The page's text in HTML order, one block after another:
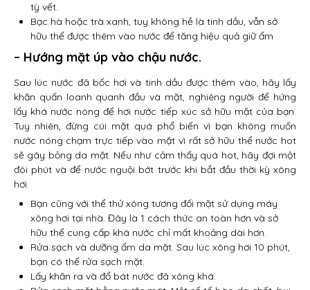
tỳ vết.
Bạc hà hoặc trà xanh, tuy không hề là tinh dầu, vẫn sở
hữu thể được thêm vào nước để tăng hiệu quả giữ ẩm
– Hướng mặt úp vào chậu nước.
Sau lúc nước đã bốc hơi và tinh dầu được thêm vào, hãy lấy
khăn quấn loanh quanh đầu và mặt, nghiêng người để hứng
lấy khá nước nóng để hơi nước tiếp xúc sở hữu mặt của bạn.
Tuy nhiên, đừng cúi mặt quá phổ biến vì bạn không muốn
nước nóng chạm trực tiếp vào mặt vì rất sở hữu thể nước hot
sẽ gây bỏng da mặt. Nếu như cảm thấy quá hot, hãy đợi một
đôi phút và để nước nguội bớt trước khi bắt đầu thời kỳ xông
hơi.
Bạn cũng với thể thử xông tương đối mặt sử dụng máy
xông hơi tại nhà. Đây là 1 cách thức an toàn hơn và sở
hữu thể cung cấp khá nước chỉ mất khoảng dài hơn.
Rửa sạch và dưỡng ẩm da mặt. Sau lúc xông hơi 10 phút,
bạn có thể rửa sạch mặt.
Lấy khăn ra và đổ bát nước đã xông khá.